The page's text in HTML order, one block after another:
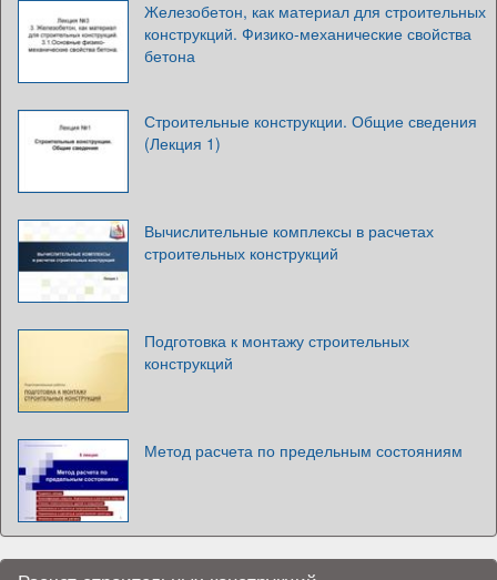
Железобетон, как материал для строительных
конструкций. Физико-механические свойства
бетона
Строительные конструкции. Общие сведения
(Лекция 1)
Вычислительные комплексы в расчетах
строительных конструкций
Подготовка к монтажу строительных
конструкций
Метод расчета по предельным состояниям